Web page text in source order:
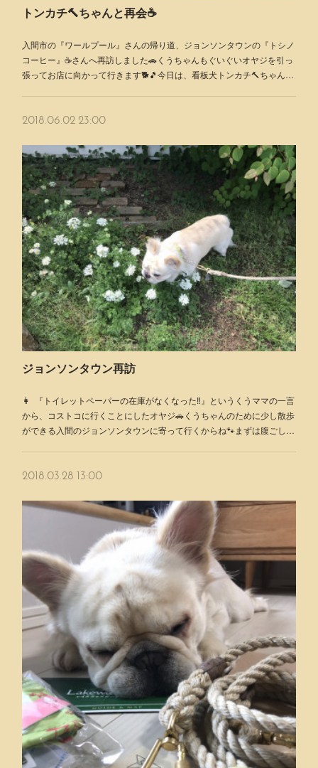
トンカチ🔨ちゃんと再会☕️
入間市の『ワールプール』さんの帰り道、ジョンソンタウンの『トシノ
コーヒー』☕️さんへ再訪しました🚗くうちゃんもぐいぐいオヤジを引っ
張ってお店に向かって行きます🐕🎵今日は、看板犬トンカチ🔨ちゃん…
2018.06.02 23:00
ジョンソンタウン再訪
👩 『トイレットペーパーの在庫がなくなった‼️』というくうママの一言
から、コストコに行くことにしたオヤジ🚗くうちゃんのために少し散歩
ができる入間のジョンソンタウンに寄って行くからね🐾まずは腹ごし…
2018.03.28 13:00